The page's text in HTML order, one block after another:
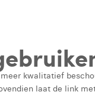
kwalitatief
laat de link